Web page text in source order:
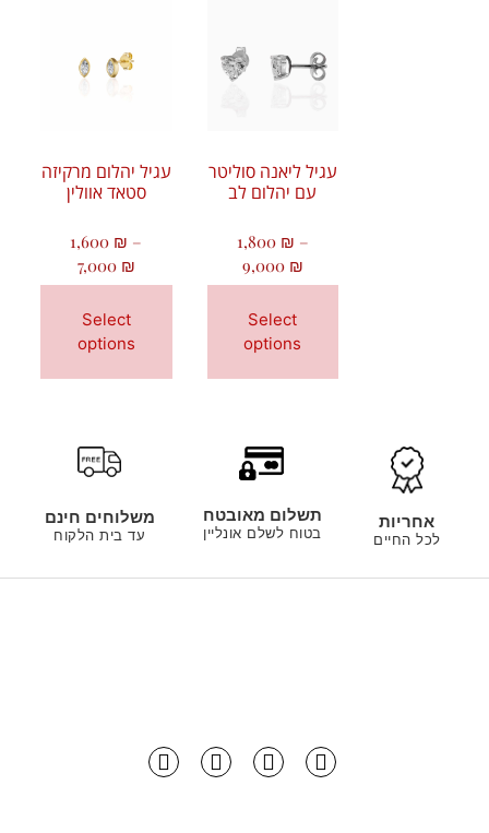
עגיל יהלום מרקיזה
סטאד אוולין
1,600 ₪ –
7,000 ₪
Select
options
עגיל ליאנה סוליטר
עם יהלום לב
1,800 ₪ –
9,000 ₪
Select
options
משלוחים חינם
עד בית הלקוח
תשלום מאובטח
בטוח לשלם אונליין
אחריות
לכל החיים